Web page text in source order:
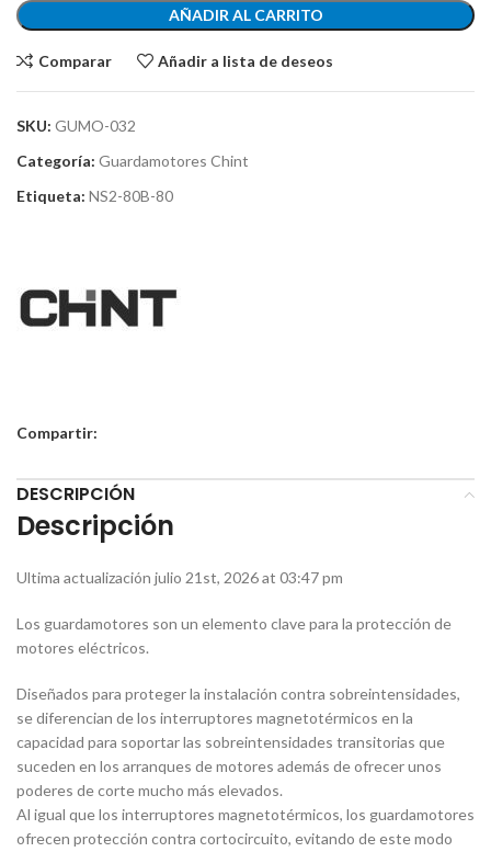
AÑADIR AL CARRITO
Comparar Añadir a lista de deseos
SKU: GUMO-032
Categoría: Guardamotores Chint
Etiqueta: NS2-80B-80
Compartir:
DESCRIPCIÓN
Descripción
Ultima actualización julio 21st, 2026 at 03:47 pm
Los guardamotores son un elemento clave para la protección de
motores eléctricos.
Diseñados para proteger la instalación contra sobreintensidades,
se diferencian de los interruptores magnetotérmicos en la
capacidad para soportar las sobreintensidades transitorias que
suceden en los arranques de motores además de ofrecer unos
poderes de corte mucho más elevados.
Al igual que los interruptores magnetotérmicos, los guardamotores
ofrecen protección contra cortocircuito, evitando de este modo